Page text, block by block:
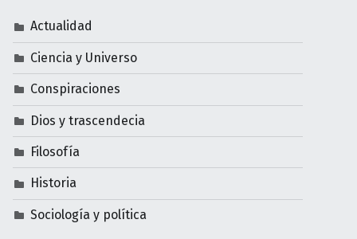
Actualidad
Ciencia y Universo
Conspiraciones
Dios y trascendecia
Filosofía
Historia
Sociología y política